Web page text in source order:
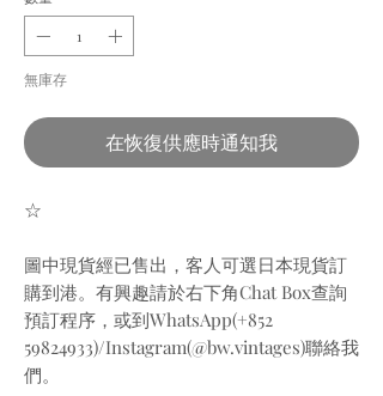
無庫存
在恢復供應時通知我
☆
圖中現貨經已售出，客人可選日本現貨訂
購到港。有興趣請於右下角Chat Box查詢
預訂程序，或到WhatsApp(+852
59824933)/Instagram(@bw.vintages)聯絡我
們。